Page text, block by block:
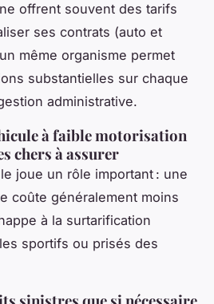
offrent souvent des tarifs
ses contrats (auto et
même organisme permet
substantielles sur chaque
administrative.
à faible motorisation
chers à assurer
joue un rôle important : une
coûte généralement moins
à la surtarification
sportifs ou prisés des